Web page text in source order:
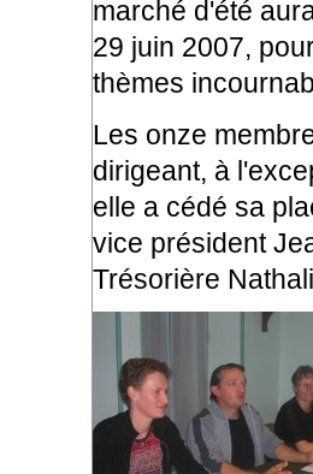
marché d'été
29 juin 2007,
thèmes
Les onze
dirigeant, à
elle a cédé sa
vice président
Trésorière